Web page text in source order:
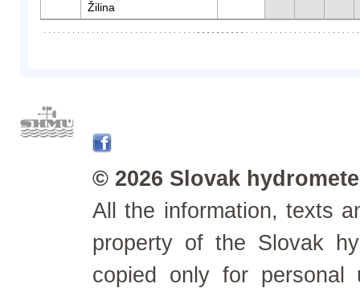
Žilina
© 2026 Slovak
All the information, texts
property of the Slovak
copied only for personal